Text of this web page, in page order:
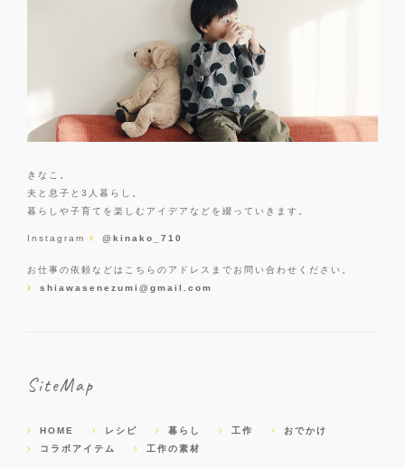
きなこ。
夫と息子と3人暮らし。
暮らしや子育てを楽しむアイデアなどを綴っていきます。
Instagram @kinako_710
お仕事の依頼などはこちらのアドレスまでお問い合わせください。
shiawasenezumi@gmail.com
SiteMap
HOME レシピ 暮らし 工作
おでかけ
コラボアイテム
工作の素材